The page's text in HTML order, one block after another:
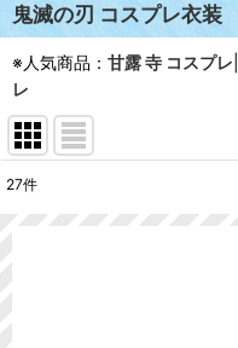
鬼滅の刃 コスプレ衣装
※人気商品： 甘露 寺 コスプレ
レ
27件